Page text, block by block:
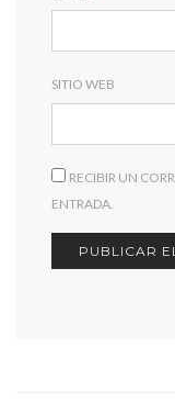
SITIO WEB
RECIBIR UN
ENTRADA.